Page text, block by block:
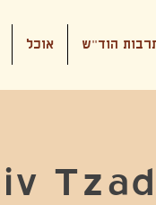
הוד"ש אוכל